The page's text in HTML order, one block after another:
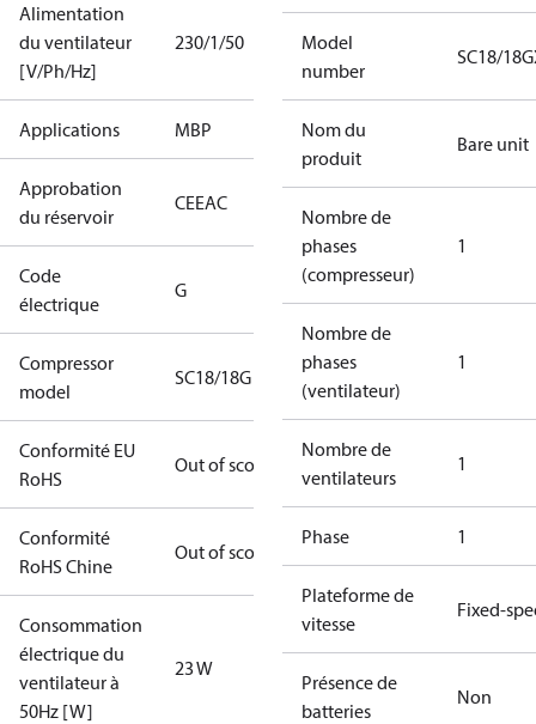
Alimentation
du ventilateur
[V/Ph/Hz]
230/1/50
Applications MBP
Approbation
du réservoir
CEEAC
Code
électrique
G
Compressor
model
SC18/18G
Conformité EU
RoHS
Out of scope
Conformité
RoHS Chine
Out of scope
Consommation
électrique du
ventilateur à
50Hz [W]
23 W
Model
number
SC18/
Nom du
produit
Bare unit
Nombre de
phases
(compresseur)
1
Nombre de
phases
(ventilateur)
1
Nombre de
ventilateurs
1
Phase 1
Plateforme de
vitesse
Fixed-
Présence de
batteries
Non